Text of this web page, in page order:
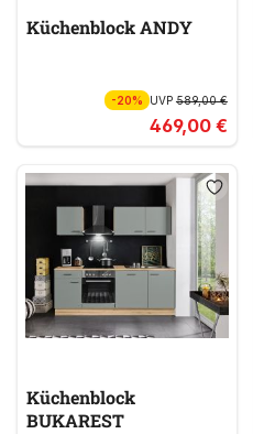
Küchenblock ANDY
-20% UVP 589,00 €
469,00 €
Küchenblock
BUKAREST